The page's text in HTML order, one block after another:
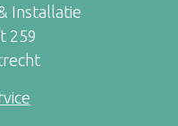
Installatie
259